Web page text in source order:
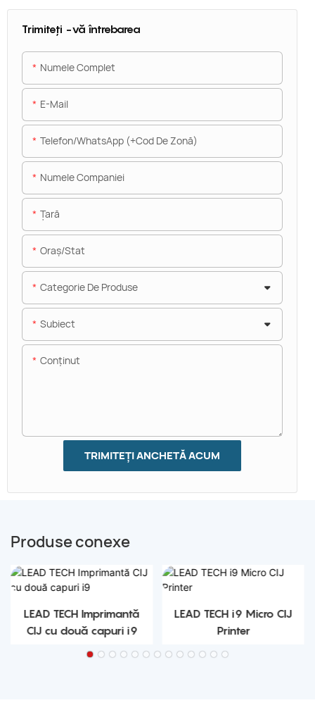
Trimiteți -vă întrebarea
Numele Complet
E-Mail
Telefon/WhatsApp (+Cod De Zonă)
Numele Companiei
Ţară
Oraș/stat
Categorie De Produse
Subiect
Conţinut
TRIMITEȚI ANCHETĂ ACUM
Produse conexe
LEAD TECH Imprimantă
CIJ cu două capuri i9
LEAD TECH i9 Micro CIJ
Printer